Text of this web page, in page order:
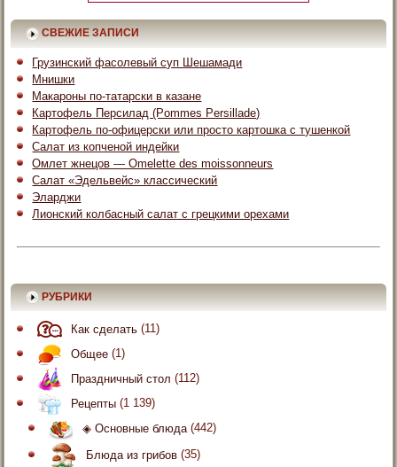
СВЕЖИЕ ЗАПИСИ
Грузинский фасолевый суп Шешамади
Мнишки
Макароны по-татарски в казане
Картофель Персилад (Pommes Persillade)
Картофель по-офицерски или просто картошка с тушенкой
Салат из копченой индейки
Омлет жнецов — Omelette des moissonneurs
Салат «Эдельвейс» классический
Эларджи
Лионский колбасный салат с грецкими орехами
РУБРИКИ
Как сделать (11)
Общее (1)
Праздничный стол (112)
Рецепты (1 139)
◈ Основные блюда (442)
Блюда из грибов (35)